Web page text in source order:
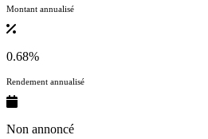
Montant annualisé
0.68%
Rendement annualisé
Non annoncé